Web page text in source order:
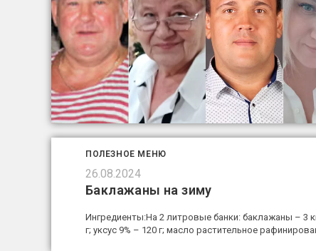
ПОЛЕЗНОЕ МЕНЮ
26.08.2024
Баклажаны на зиму
Ингредиенты:На 2 литровые банки: баклажаны – 3
г; уксус 9% – 120 г; масло растительное